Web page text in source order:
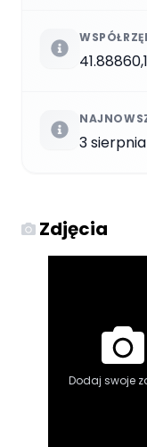
3
Zdjęcia
Dodaj swoje